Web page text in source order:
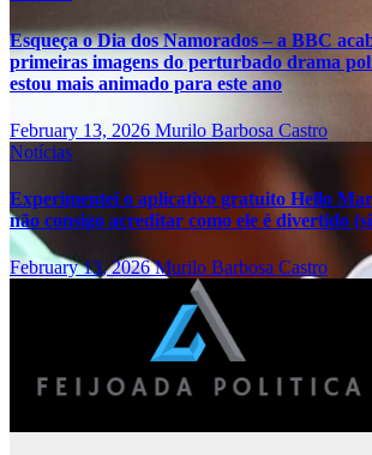
Esqueça o Dia dos Namorados – a BBC
primeiras imagens do perturbado drama
estou mais animado para este ano
February 13, 2026 Murilo Barbosa Castro
Notícias
Experimentei o aplicativo gratuito Hello
não consigo acreditar como ele é divertido
February 13, 2026Murilo Barbosa Castro